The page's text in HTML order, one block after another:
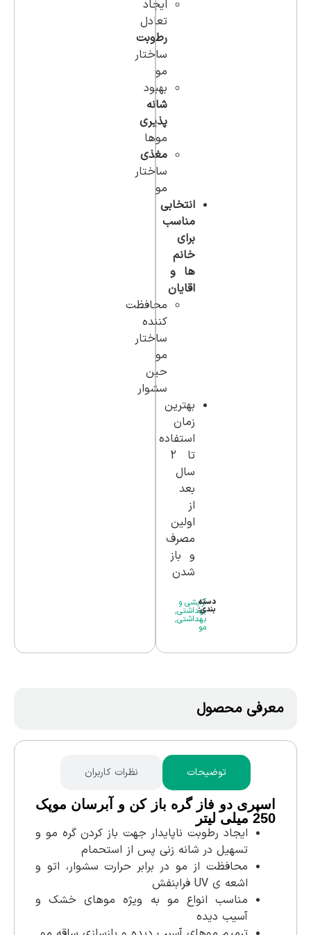
ایجاد
تعادل
رطوبت
ساختار
مو
بهبود
شانه
پذیری
موها
مغذی
ساختار
مو
انتخابی
مناسب
برای
خانم
ها و
اقایان
محافظت
کننده
ساختار
مو
حین
سشوار
بهترین
زمان
استفاده
تا 2
سال
بعد
از
اولین
مصرف
و باز
شدن
آرایشی و
بهداشتی,
بهداشتی,
مو
دسته
بندی:
معرفی محصول
توضیحات نظرات کاربران
اسپری دو فاز گره باز کن و آبرسان موپک
250 میلی لیتر
ایجاد رطوبت ناپایدار جهت باز کردن گره مو و
تسهیل در شانه ‌زنی پس از استحمام
محافظت از مو در برابر حرارت سشوار، اتو و
اشعه ی UV فرابنفش
مناسب انواع مو به ویژه موهای خشک و
آسیب دیده